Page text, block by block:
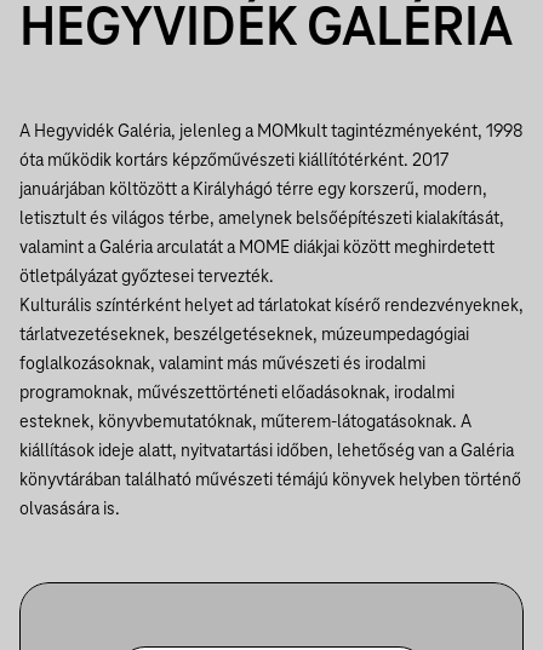
HEGYVIDÉK GALÉRIA
A Hegyvidék Galéria, jelenleg a MOMkult tagintézményeként, 1998
óta működik kortárs képzőművészeti kiállítótérként. 2017
januárjában költözött a Királyhágó térre egy korszerű, modern,
letisztult és világos térbe, amelynek belsőépítészeti kialakítását,
valamint a Galéria arculatát a MOME diákjai között meghirdetett
ötletpályázat győztesei tervezték.
Kulturális színtérként helyet ad tárlatokat kísérő rendezvényeknek,
tárlatvezetéseknek, beszélgetéseknek, múzeumpedagógiai
foglalkozásoknak, valamint más művészeti és irodalmi
programoknak, művészettörténeti előadásoknak, irodalmi
esteknek, könyvbemutatóknak, műterem-látogatásoknak. A
kiállítások ideje alatt, nyitvatartási időben, lehetőség van a Galéria
könyvtárában található művészeti témájú könyvek helyben történő
olvasására is.